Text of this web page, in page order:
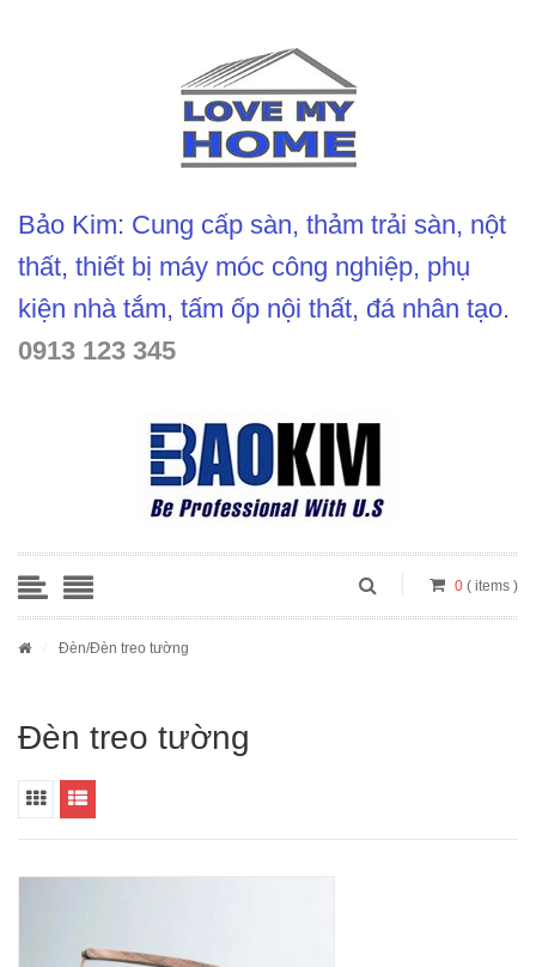
Bảo Kim: Cung cấp sàn, thảm trải sàn, nột
thất, thiết bị máy móc công nghiệp, phụ
kiện nhà tắm, tấm ốp nội thất, đá nhân tạo.
0913 123 345
0 ( items )
Đèn/Đèn treo tường
Đèn treo tường